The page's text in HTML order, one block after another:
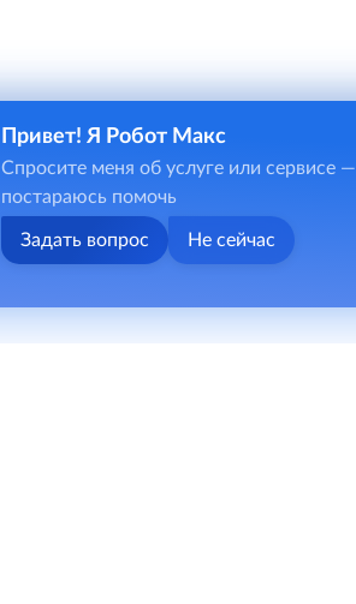
Привет! Я Робот Макс
Спросите меня об услуге или сервисе —
постараюсь помочь
Задать вопрос Не сейчас